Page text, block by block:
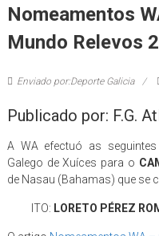
Nomeamentos
Mundo Relevos
Enviado por:Deporte Galicia
Publicado por: F.G.
A WA efectuó as
Galego de Xuíces para o
de Nasau (Bahamas) que se
ITO: LORETO PÉREZ